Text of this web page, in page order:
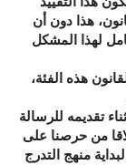
هذا دون أن
لهذا المشكل
هذه الفئة،
تقديمه للرسالة
من حرصنا على
منهج التدرج